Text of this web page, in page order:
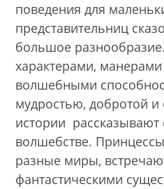
поведения для
представительниц
большое
характерами,
волшебными
мудростью, добротой
истории
волшебстве.
разные миры,
фантастическими